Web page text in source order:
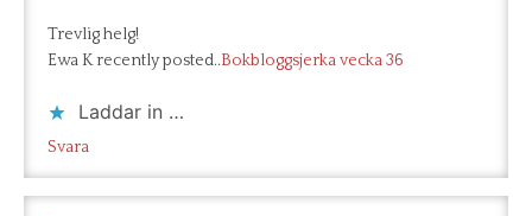
Trevlig helg!
Ewa K recently posted..Bokbloggsjerka vecka 36
Laddar in …
Svara